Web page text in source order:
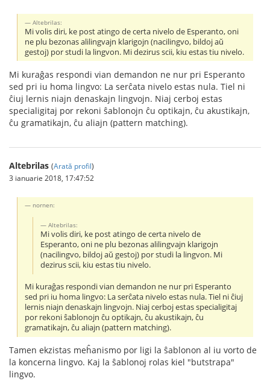
Altebrilas:
Mi volis diri, ke post atingo de certa nivelo de Esperanto, oni
ne plu bezonas alilingvajn klarigojn (nacilingvo, bildoj aŭ
gestoj) por studi la lingvon. Mi dezirus scii, kiu estas tiu nivelo.
Mi kuraĝas respondi vian demandon ne nur pri Esperanto
sed pri iu homa lingvo: La serĉata nivelo estas nula. Tiel ni
ĉiuj lernis niajn denaskajn lingvojn. Niaj cerboj estas
specialigitaj por rekoni ŝablonojn ĉu optikajn, ĉu akustikajn,
ĉu gramatikajn, ĉu aliajn (pattern matching).
Altebrilas (Arată profil)
3 ianuarie 2018, 17:47:52
nornen:
Altebrilas:
Mi volis diri, ke post atingo de certa nivelo de
Esperanto, oni ne plu bezonas alilingvajn klarigojn
(nacilingvo, bildoj aŭ gestoj) por studi la lingvon. Mi
dezirus scii, kiu estas tiu nivelo.
Mi kuraĝas respondi vian demandon ne nur pri Esperanto
sed pri iu homa lingvo: La serĉata nivelo estas nula. Tiel ni ĉiuj
lernis niajn denaskajn lingvojn. Niaj cerboj estas specialigitaj
por rekoni ŝablonojn ĉu optikajn, ĉu akustikajn, ĉu
gramatikajn, ĉu aliajn (pattern matching).
Tamen ekzistas meĥanismo por ligi la ŝablonon al iu vorto de
la koncerna lingvo. Kaj la ŝablonoj rolas kiel "butstrapa"
lingvo.